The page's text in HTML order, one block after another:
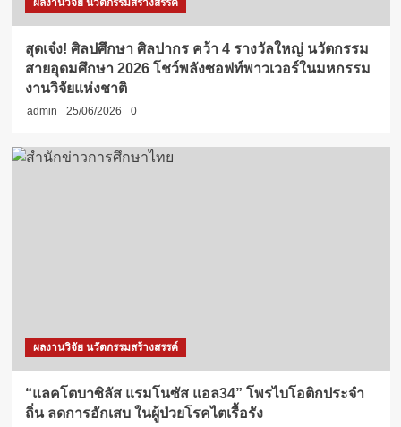
ผลงานวิจัย นวัตกรรมสร้างสรรค์
สุดเจ๋ง! ศิลปศึกษา ศิลปากร คว้า 4 รางวัลใหญ่ นวัตกรรม
สายอุดมศึกษา 2026 โชว์พลังซอฟท์พาวเวอร์ในมหกรรม
งานวิจัยแห่งชาติ
admin 25/06/2026 0
ผลงานวิจัย นวัตกรรมสร้างสรรค์
“แลคโตบาซิลัส แรมโนซัส แอล34” โพรไบโอติกประจำ
ถิ่น ลดการอักเสบ ในผู้ป่วยโรคไตเรื้อรัง